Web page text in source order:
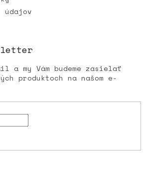
údajov
a my Vám budeme zasielať
produktoch na našom e-